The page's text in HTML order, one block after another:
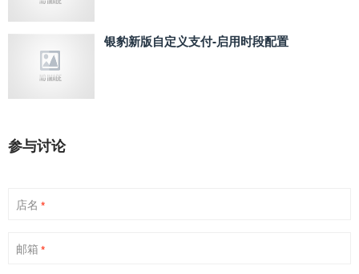
银豹新版自定义支付‑启用时段配置
参与讨论
店名 *
邮箱 *